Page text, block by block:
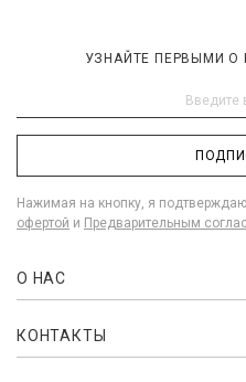
УЗНАЙТЕ ПЕРВЫМИ О
Нажимая на кнопку, я
офертой и Предварительным
О НАС
КОНТАКТЫ